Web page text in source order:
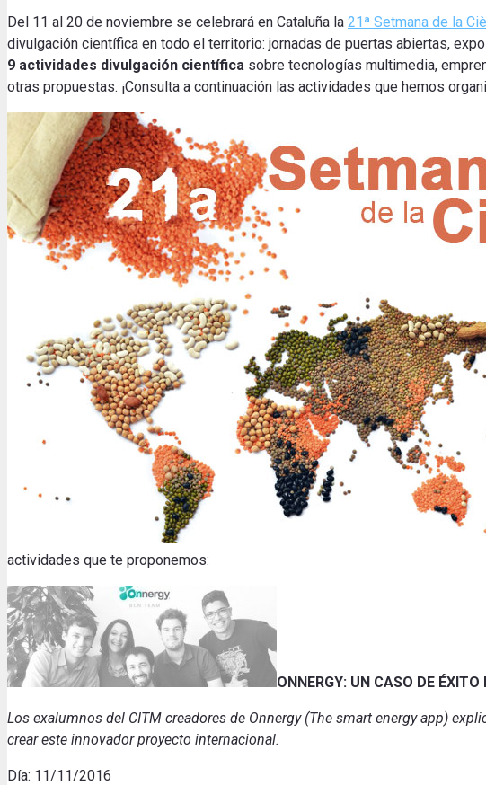
Del 11 al 20 de noviembre se celebrará en Cataluña la 21ª Setmana de la
divulgación científica en todo el territorio: jornadas de puertas abiertas,
9 actividades divulgación científica sobre tecnologías multimedia,
otras propuestas. ¡Consulta a continuación las actividades que hemos
actividades que te proponemos:
ONNERGY: UN CASO DE
Los exalumnos del CITM creadores de Onnergy (The smart energy app)
crear este innovador proyecto internacional.
Día: 11/11/2016